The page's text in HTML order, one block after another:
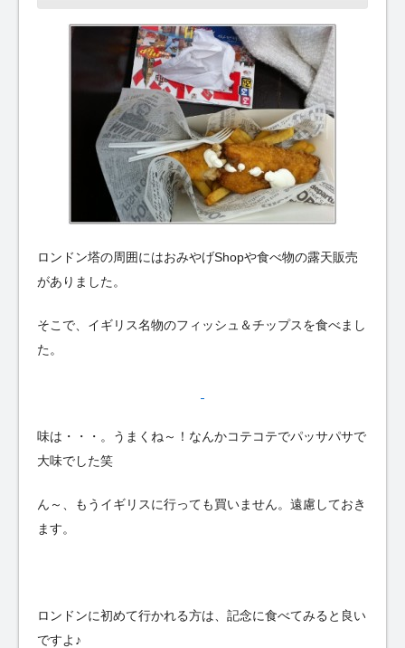
ロンドン塔の周囲にはおみやげShopや食べ物の露天販売
がありました。
そこで、イギリス名物のフィッシュ＆チップスを食べまし
た。
味は・・・。うまくね～！なんかコテコテでパッサパサで
大味でした笑
ん～、もうイギリスに行っても買いません。遠慮しておき
ます。
ロンドンに初めて行かれる方は、記念に食べてみると良い
ですよ♪